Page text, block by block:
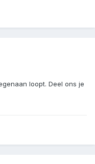
loopt. Deel ons je